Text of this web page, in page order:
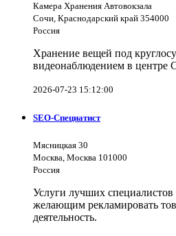
Камера Хранения Автовокзала
Сочи, Краснодарский край 354000
Россия
Хранение вещей под
видеонаблюдением в центре
2026-07-23 15:12:00
SEO-Специатист
Мясницкая 30
Москва, Москва 101000
Россия
Услуги лучших
желающим рекламировать
деятельность.